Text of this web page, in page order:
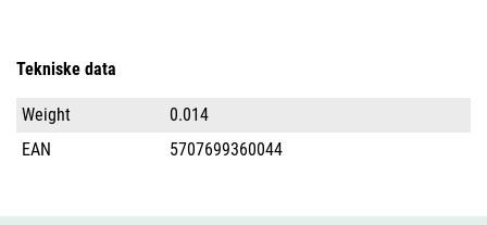
Tekniske data
Weight
0.014
EAN
5707699360044